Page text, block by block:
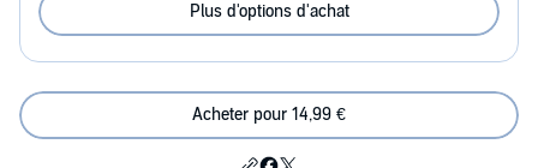
Plus d'options d'achat
Acheter pour 14,99 €